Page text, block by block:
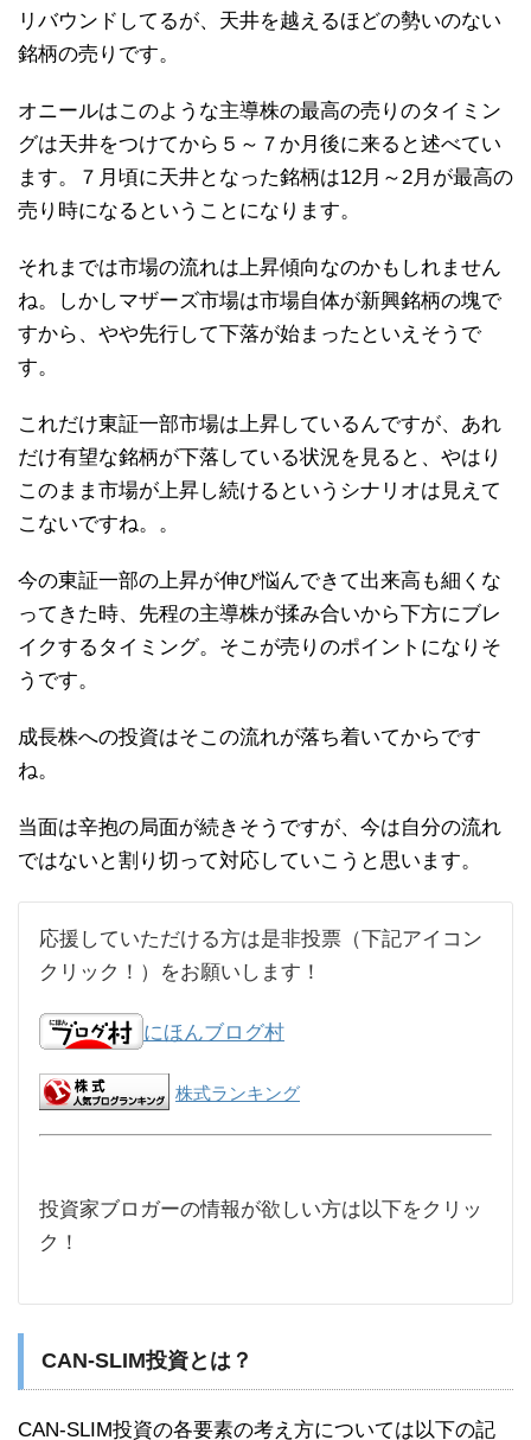
リバウンドしてるが、天井を越えるほどの勢いのない
銘柄の売りです。
オニールはこのような主導株の最高の売りのタイミン
グは天井をつけてから５～７か月後に来ると述べてい
ます。７月頃に天井となった銘柄は12月～2月が最高の
売り時になるということになります。
それまでは市場の流れは上昇傾向なのかもしれません
ね。しかしマザーズ市場は市場自体が新興銘柄の塊で
すから、やや先行して下落が始まったといえそうで
す。
これだけ東証一部市場は上昇しているんですが、あれ
だけ有望な銘柄が下落している状況を見ると、やはり
このまま市場が上昇し続けるというシナリオは見えて
こないですね。。
今の東証一部の上昇が伸び悩んできて出来高も細くな
ってきた時、先程の主導株が揉み合いから下方にブレ
イクするタイミング。そこが売りのポイントになりそ
うです。
成長株への投資はそこの流れが落ち着いてからです
ね。
当面は辛抱の局面が続きそうですが、今は自分の流れ
ではないと割り切って対応していこうと思います。
応援していただける方は是非投票（下記アイコン
クリック！）をお願いします！
にほんブログ村
株式ランキング
投資家ブロガーの情報が欲しい方は以下をクリッ
ク！
CAN-SLIM投資とは？
CAN-SLIM投資の各要素の考え方については以下の記